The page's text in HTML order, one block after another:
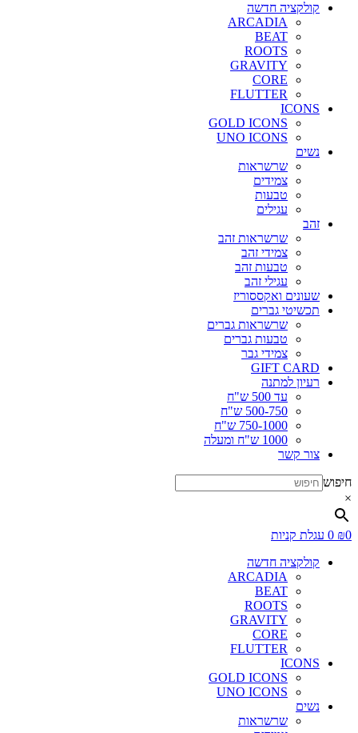
קולקציה חדשה
ARCADIA
BEAT
ROOTS
GRAVITY
CORE
FLUTTER
ICONS
GOLD ICONS
UNO ICONS
נשים
שרשראות
צמידים
טבעות
עגילים
זהב
שרשראות זהב
צמידי זהב
טבעות זהב
עגילי זהב
שעונים ואקססוריז
תכשיטי גברים
שרשראות גברים
טבעות גברים
צמידי גבר
GIFT CARD
רעיון למתנה
עד 500 ש"ח
500-750 ש"ח
750-1000 ש"ח
1000 ש"ח ומעלה
צור קשר
חיפוש
×
₪0
0 עגלת קניות
קולקציה חדשה
ARCADIA
BEAT
ROOTS
GRAVITY
CORE
FLUTTER
ICONS
GOLD ICONS
UNO ICONS
נשים
שרשראות